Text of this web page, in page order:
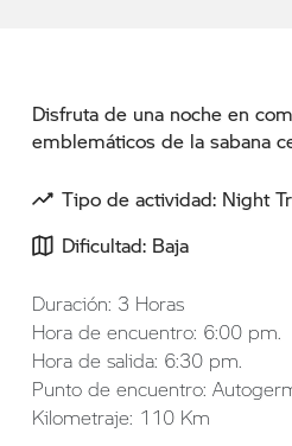
Disfruta de una noche en
emblemáticos de la sabana
Tipo de actividad: Night
Dificultad: Baja
Duración: 3 Horas
Hora de encuentro: 6:00 pm.
Hora de salida: 6:30 pm.
Punto de encuentro:
Kilometraje: 110 Km